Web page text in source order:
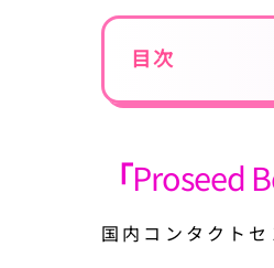
目次
「Proseed
国内コンタクト